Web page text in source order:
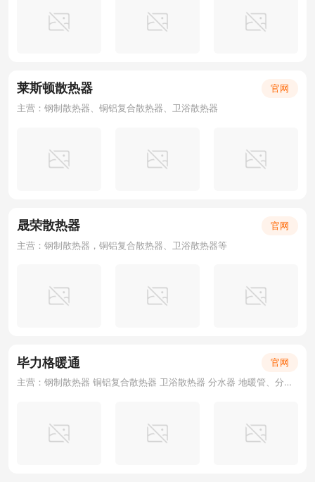
莱斯顿散热器
官网
主营：钢制散热器、铜铝复合散热器、卫浴散热器
晟荣散热器
官网
主营：钢制散热器，铜铝复合散热器、卫浴散热器等
毕力格暖通
官网
主营：钢制散热器 铜铝复合散热器 卫浴散热器 分水器 地暖管、分水器、套阀